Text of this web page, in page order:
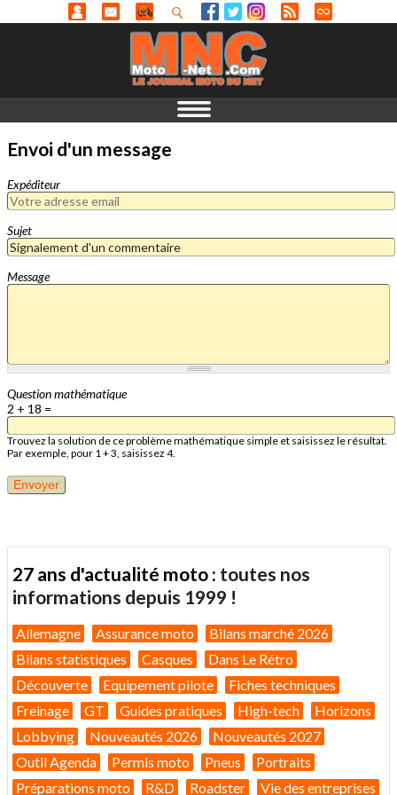
Envoi d'un message
Expéditeur
Sujet
Message
Question mathématique
2 + 18 =
Trouvez la solution de ce problème mathématique simple et saisissez le résultat.
Par exemple, pour 1 + 3, saisissez 4.
27 ans d'actualité moto : toutes nos
informations depuis 1999 !
Allemagne Assurance moto
Bilans marché 2026
Bilans statistiques
Casques
Dans Le Rétro
Découverte
Equipement pilote
Fiches techniques
Freinage
GT Guides pratiques High-tech
Horizons
Lobbying
Nouveautés 2026
Nouveautés 2027
Outil Agenda
Permis moto Pneus
Portraits
Préparations moto
R&D Roadster Vie des entreprises